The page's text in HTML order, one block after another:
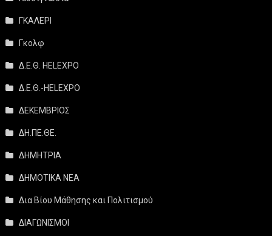
ΓΚΑΛΕΡΙ
Γκολφ
Δ.Ε.Θ. HELEXPO
Δ.Ε.Θ.-HELEXPO
ΔΕΚΕΜΒΡΙΟΣ
ΔΗ.ΠΕ.ΘΕ.
ΔΗΜΗΤΡΙΑ
ΔΗΜΟΤΙΚΑ ΝΕΑ
Δια Βίου Μάθησης και Πολιτισμού
ΔΙΑΓΩΝΙΣΜΟΙ